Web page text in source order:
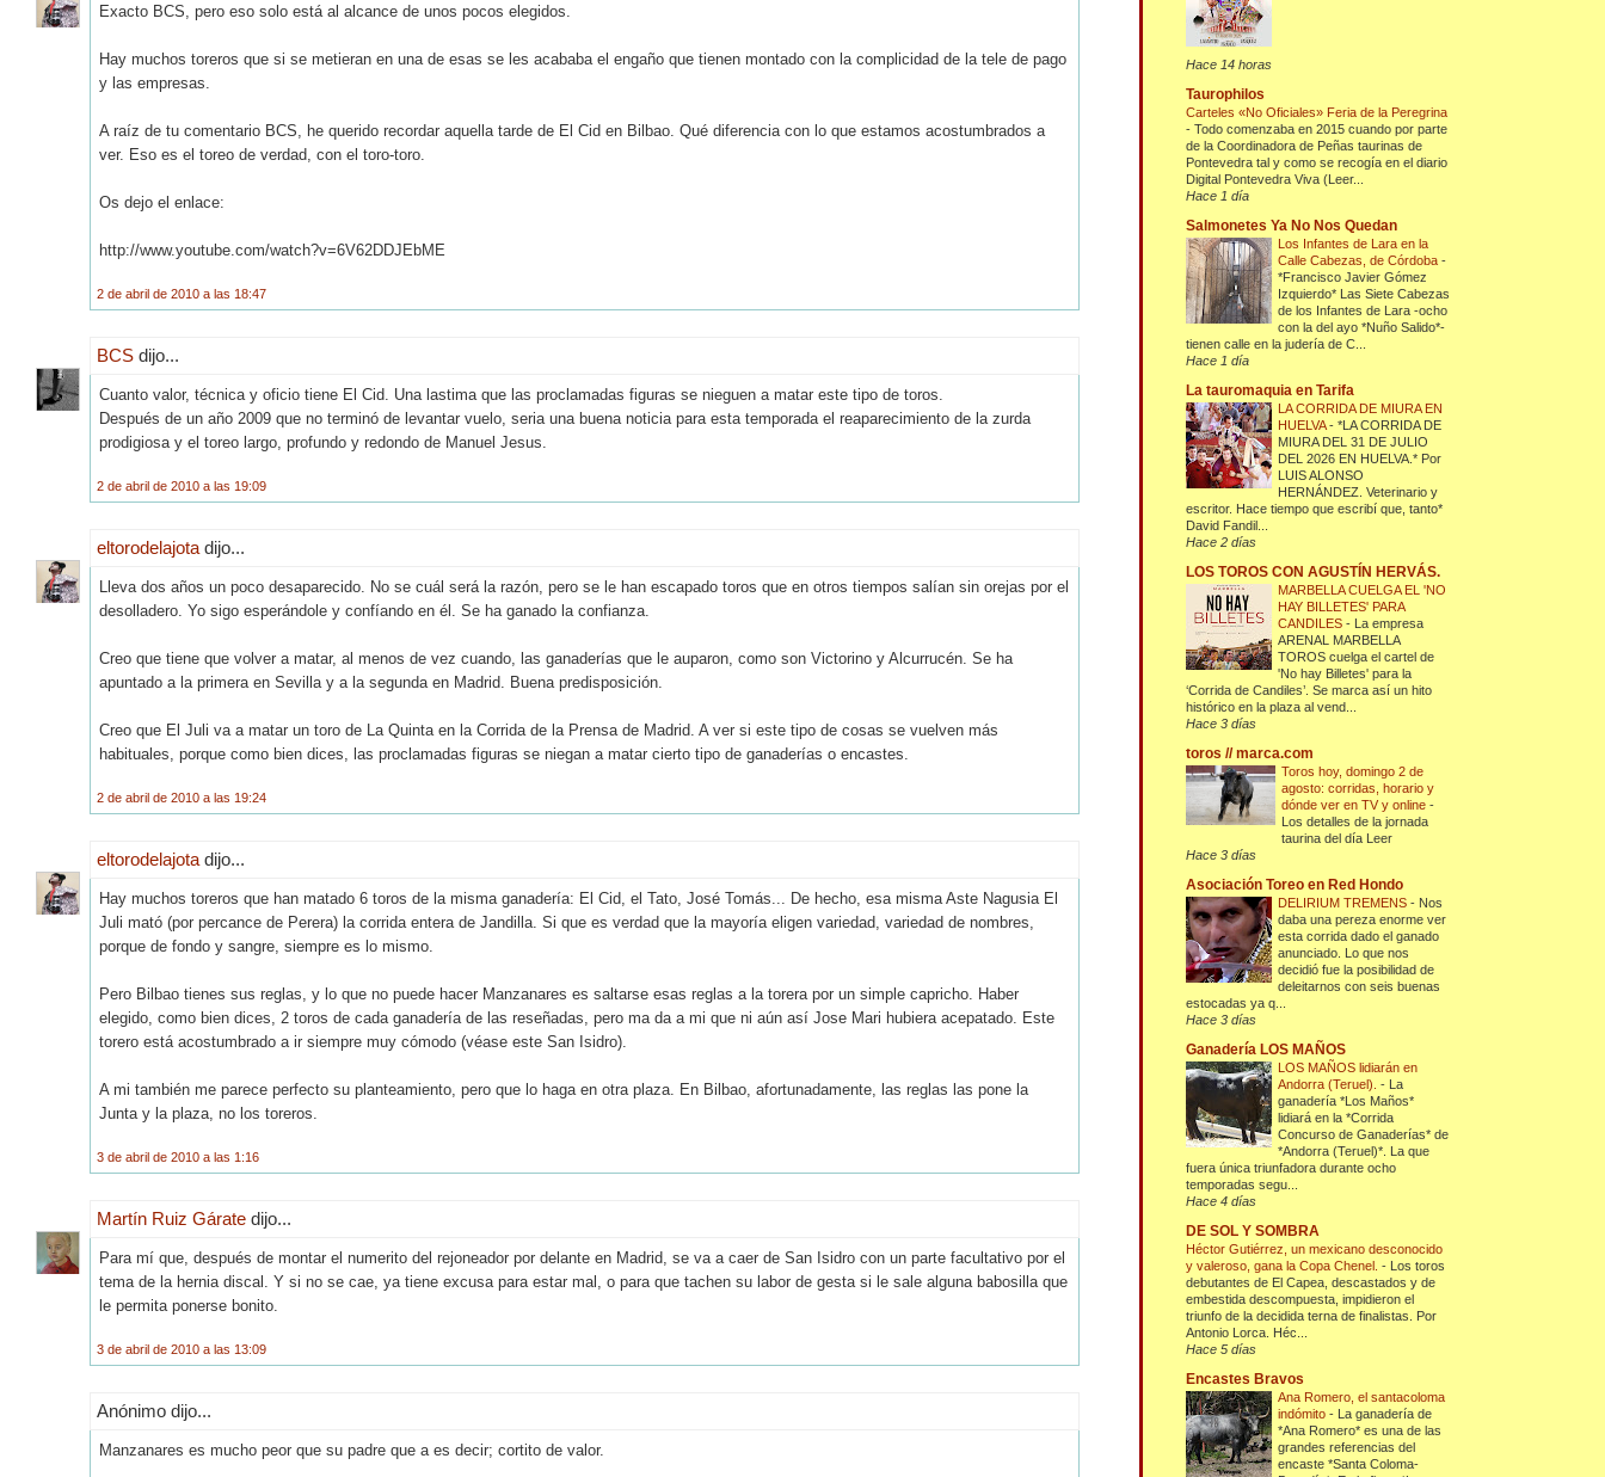
Exacto BCS, pero eso solo está al alcance de unos pocos elegidos.
Hay muchos toreros que si se metieran en una de esas se les acababa el engaño que tienen montado con la complicidad de la tele de pago
y las empresas.
A raíz de tu comentario BCS, he querido recordar aquella tarde de El Cid en Bilbao. Qué diferencia con lo que estamos acostumbrados a
ver. Eso es el toreo de verdad, con el toro-toro.
Os dejo el enlace:
http://www.youtube.com/watch?v=6V62DDJEbME
2 de abril de 2010 a las 18:47
BCS dijo...
Cuanto valor, técnica y oficio tiene El Cid. Una lastima que las proclamadas figuras se nieguen a matar este tipo de toros.
Después de un año 2009 que no terminó de levantar vuelo, seria una buena noticia para esta temporada el reaparecimiento de la zurda
prodigiosa y el toreo largo, profundo y redondo de Manuel Jesus.
2 de abril de 2010 a las 19:09
eltorodelajota dijo...
Lleva dos años un poco desaparecido. No se cuál será la razón, pero se le han escapado toros que en otros tiempos salían sin orejas por el
desolladero. Yo sigo esperándole y confíando en él. Se ha ganado la confianza.
Creo que tiene que volver a matar, al menos de vez cuando, las ganaderías que le auparon, como son Victorino y Alcurrucén. Se ha
apuntado a la primera en Sevilla y a la segunda en Madrid. Buena predisposición.
Creo que El Juli va a matar un toro de La Quinta en la Corrida de la Prensa de Madrid. A ver si este tipo de cosas se vuelven más
habituales, porque como bien dices, las proclamadas figuras se niegan a matar cierto tipo de ganaderías o encastes.
2 de abril de 2010 a las 19:24
eltorodelajota dijo...
Hay muchos toreros que han matado 6 toros de la misma ganadería: El Cid, el Tato, José Tomás... De hecho, esa misma Aste Nagusia El
Juli mató (por percance de Perera) la corrida entera de Jandilla. Si que es verdad que la mayoría eligen variedad, variedad de nombres,
porque de fondo y sangre, siempre es lo mismo.
Pero Bilbao tienes sus reglas, y lo que no puede hacer Manzanares es saltarse esas reglas a la torera por un simple capricho. Haber
elegido, como bien dices, 2 toros de cada ganadería de las reseñadas, pero ma da a mi que ni aún así Jose Mari hubiera acepatado. Este
torero está acostumbrado a ir siempre muy cómodo (véase este San Isidro).
A mi también me parece perfecto su planteamiento, pero que lo haga en otra plaza. En Bilbao, afortunadamente, las reglas las pone la
Junta y la plaza, no los toreros.
3 de abril de 2010 a las 1:16
Martín Ruiz Gárate dijo...
Para mí que, después de montar el numerito del rejoneador por delante en Madrid, se va a caer de San Isidro con un parte facultativo por el
tema de la hernia discal. Y si no se cae, ya tiene excusa para estar mal, o para que tachen su labor de gesta si le sale alguna babosilla que
le permita ponerse bonito.
3 de abril de 2010 a las 13:09
Anónimo dijo...
Manzanares es mucho peor que su padre que a es decir; cortito de valor.
Hace 14 horas
Taurophilos
Carteles «No Oficiales» Feria de la Peregrina
-Todo comenzaba en 2015 cuando por parte
de la Coordinadora de Peñas taurinas de
Pontevedra tal y como se recogía en el diario
Digital Pontevedra Viva (Leer...
Hace 1 día
Salmonetes Ya No Nos Quedan
Los Infantes de Lara en la
Calle Cabezas, de Córdoba-
*Francisco Javier Gómez
Izquierdo* Las Siete Cabezas
de los Infantes de Lara -ocho
con la del ayo *Nuño Salido*-
tienen calle en la judería de C...
Hace 1 día
La tauromaquia en Tarifa
LA CORRIDA DE MIURA EN
HUELVA-*LA CORRIDA DE
MIURA DEL 31 DE JULIO
DEL 2026 EN HUELVA.* Por
LUIS ALONSO
HERNÁNDEZ. Veterinario y
escritor. Hace tiempo que escribí que, tanto*
David Fandil...
Hace 2 días
LOS TOROS CON AGUSTÍN HERVÁS.
MARBELLA CUELGA EL 'NO
HAY BILLETES' PARA
CANDILES- La empresa
ARENAL MARBELLA
TOROS cuelga el cartel de
'No hay Billetes' para la
‘Corrida de Candiles’. Se marca así un hito
histórico en la plaza al vend...
Hace 3 días
toros // marca.com
Toros hoy, domingo 2 de
agosto: corridas, horario y
dónde ver en TV y online-
Los detalles de la jornada
taurina del día Leer
Hace 3 días
Asociación Toreo en Red Hondo
DELIRIUM TREMENS- Nos
daba una pereza enorme ver
esta corrida dado el ganado
anunciado. Lo que nos
decidió fue la posibilidad de
deleitarnos con seis buenas
estocadas ya q...
Hace 3 días
Ganadería LOS MAÑOS
LOS MAÑOS lidiarán en
Andorra (Teruel).- La
ganadería *Los Maños*
lidiará en la *Corrida
Concurso de Ganaderías* de
*Andorra (Teruel)*. La que
fuera única triunfadora durante ocho
temporadas segu...
Hace 4 días
DE SOL Y SOMBRA
Héctor Gutiérrez, un mexicano desconocido
y valeroso, gana la Copa Chenel.- Los toros
debutantes de El Capea, descastados y de
embestida descompuesta, impidieron el
triunfo de la decidida terna de finalistas. Por
Antonio Lorca. Héc...
Hace 5 días
Encastes Bravos
Ana Romero, el santacoloma
indómito- La ganadería de
*Ana Romero* es una de las
grandes referencias del
encaste *Santa Coloma-